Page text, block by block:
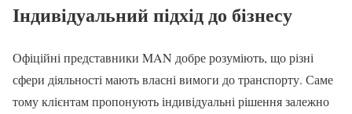
Індивідуальний підхід до бізнесу
Офіційні представники MAN добре розуміють, що різні
сфери діяльності мають власні вимоги до транспорту. Саме
тому клієнтам пропонують індивідуальні рішення залежно